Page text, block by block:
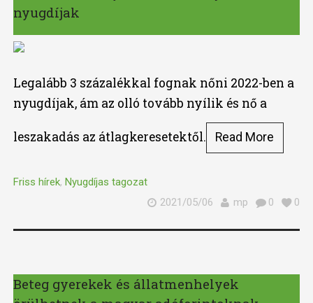
nyugdíjak
Legalább 3 százalékkal fognak nőni 2022-ben a
nyugdíjak, ám az olló tovább nyílik és nő a
leszakadás az átlagkeresetektől. Read More
Friss hírek, Nyugdíjas tagozat
2021/05/06
mp 0 0
Beteg gyerekek és állatmenhelyek